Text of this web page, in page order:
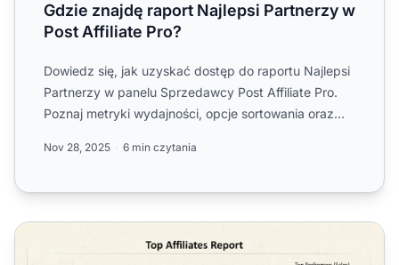
Gdzie znajdę raport Najlepsi Partnerzy w
Post Affiliate Pro?
Dowiedz się, jak uzyskać dostęp do raportu Najlepsi
Partnerzy w panelu Sprzedawcy Post Affiliate Pro.
Poznaj metryki wydajności, opcje sortowania oraz
Nov 28, 2025 6 min czytania
Parametry wydajności w raporcie Najlepsi Afilianci